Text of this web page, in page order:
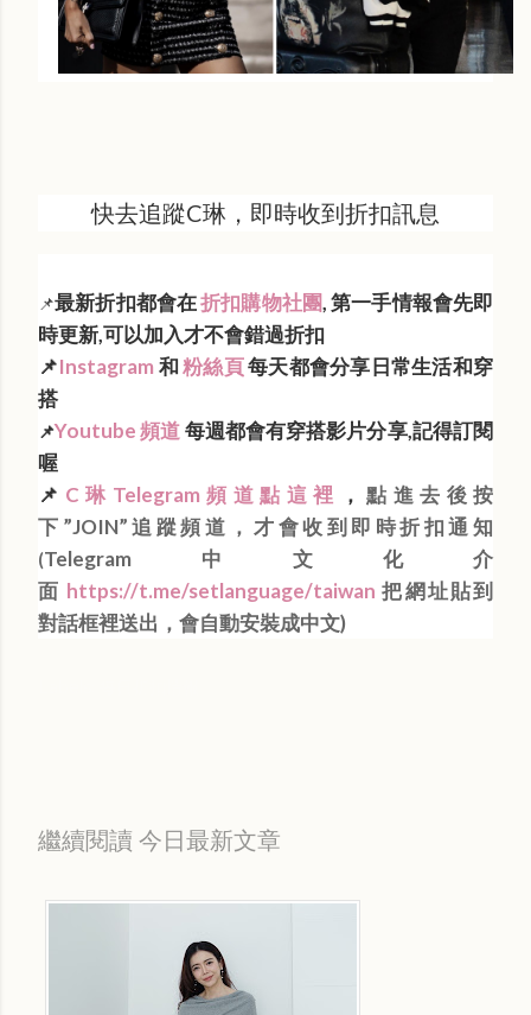
快去追蹤C琳，即時收到折扣訊息
📌最新折扣都會在折扣購物社團, 第一手情報會先即
時更新,可以加入才不會錯過折扣
📌Instagram 和粉絲頁每天都會分享日常生活和穿
搭
📌Youtube 頻道每週都會有穿搭影片分享,記得訂閱
喔
📌 C琳Telegram頻道點這裡 ， 點進去後按
下”JOIN”追蹤頻道，才會收到即時折扣通知
(Telegram中文化介
面 https://t.me/setlanguage/taiwan 把網址貼到
對話框裡送出，會自動安裝成中文)
繼續閱讀 今日最新文章